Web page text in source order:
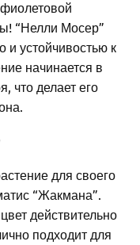
“Нелли Мосер”
и устойчивостью к
начинается в
что делает его
для своего
“Жакмана”.
действительно
подходит для